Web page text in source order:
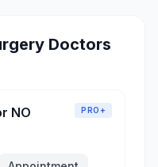
Doctors
NO PRO+